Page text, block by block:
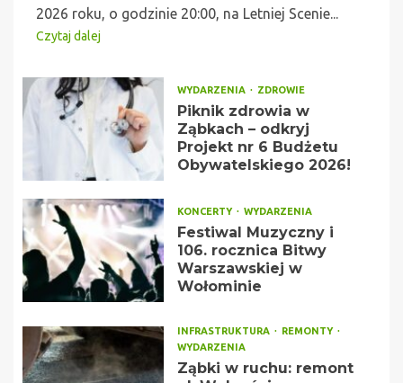
2026 roku, o godzinie 20:00, na Letniej Scenie...
Czytaj dalej
WYDARZENIA ZDROWIE
Piknik zdrowia w
Ząbkach – odkryj
Projekt nr 6 Budżetu
Obywatelskiego 2026!
KONCERTY WYDARZENIA
Festiwal Muzyczny i
106. rocznica Bitwy
Warszawskiej w
Wołominie
INFRASTRUKTURA
REMONTY
WYDARZENIA
Ząbki w ruchu: remont